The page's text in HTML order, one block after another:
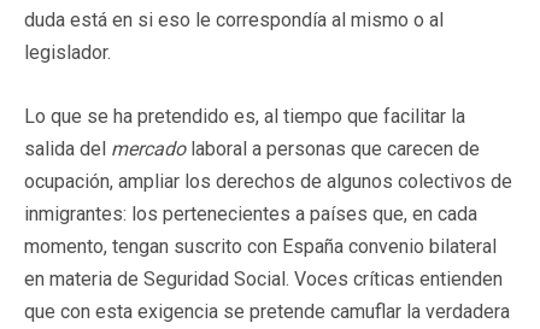
duda está en si eso le correspondía al mismo o al
legislador.
Lo que se ha pretendido es, al tiempo que facilitar la
salida del mercado laboral a personas que carecen de
ocupación, ampliar los derechos de algunos colectivos de
inmigrantes: los pertenecientes a países que, en cada
momento, tengan suscrito con España convenio bilateral
en materia de Seguridad Social. Voces críticas entienden
que con esta exigencia se pretende camuflar la verdadera